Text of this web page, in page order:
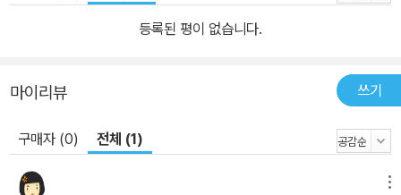
등록된 평이 없습니다.
마이리뷰 쓰기
구매자 (0) 전체 (1)